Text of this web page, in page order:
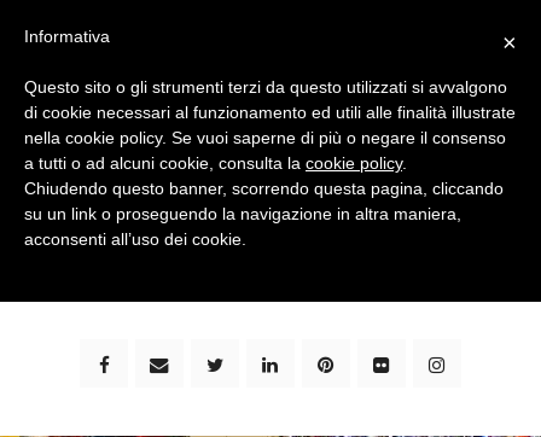
bimbi e viaggi - family travel blog: community #1 in
×
Informativa
Questo sito o gli strumenti terzi da questo utilizzati si avvalgono
di cookie necessari al funzionamento ed utili alle finalità illustrate
nella cookie policy. Se vuoi saperne di più o negare il consenso
a tutti o ad alcuni cookie, consulta la cookie policy.
Chiudendo questo banner, scorrendo questa pagina, cliccando
su un link o proseguendo la navigazione in altra maniera,
acconsenti all’uso dei cookie.